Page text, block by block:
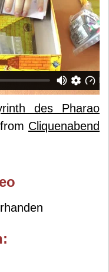
des Pharao
from Cliquenabend